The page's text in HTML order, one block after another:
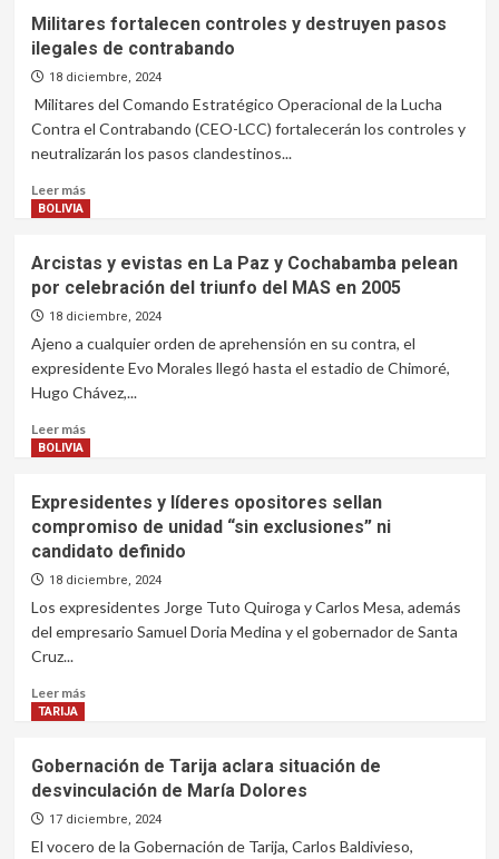
Militares fortalecen controles y destruyen pasos
ilegales de contrabando
18 diciembre, 2024
Militares del Comando Estratégico Operacional de la Lucha
Contra el Contrabando (CEO-LCC) fortalecerán los controles y
neutralizarán los pasos clandestinos...
Leer másLeer
fortalecen
controles
y
pasos
ilegales
de
BOLIVIA
Arcistas y evistas en La Paz y Cochabamba pelean
por celebración del triunfo del MAS en 2005
18 diciembre, 2024
Ajeno a cualquier orden de aprehensión en su contra, el
expresidente Evo Morales llegó hasta el estadio de Chimoré,
Hugo Chávez,...
Leer másLeer
y
evistas
en
La
y
Cochabamba
celebración
del
del
MAS
2005
BOLIVIA
Expresidentes y líderes opositores sellan
compromiso de unidad “sin exclusiones” ni
candidato definido
18 diciembre, 2024
Los expresidentes Jorge Tuto Quiroga y Carlos Mesa, además
del empresario Samuel Doria Medina y el gobernador de Santa
Cruz...
Leer másLeer
y
líderes
opositores
TARIJA
Gobernación de Tarija aclara situación de
desvinculación de María Dolores
17 diciembre, 2024
El vocero de la Gobernación de Tarija, Carlos Baldivieso,